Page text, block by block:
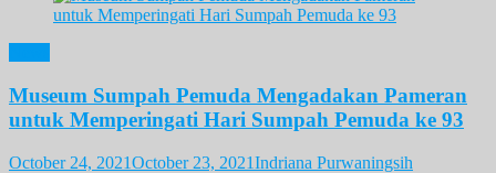
Museum Sumpah Pemuda Mengadakan Pameran
untuk Memperingati Hari Sumpah Pemuda ke 93
October 24, 2021October 23, 2021Indriana Purwaningsih